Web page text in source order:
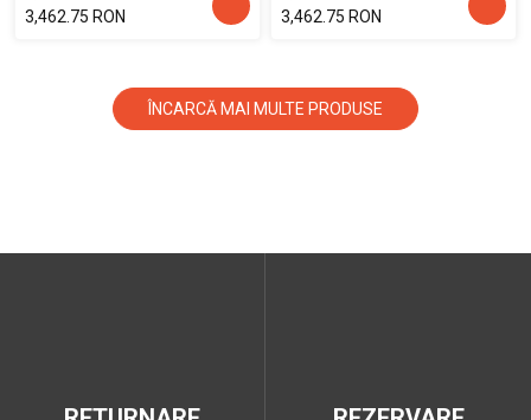
3,462.75 RON
3,462.75 RON
ÎNCARCĂ MAI MULTE PRODUSE